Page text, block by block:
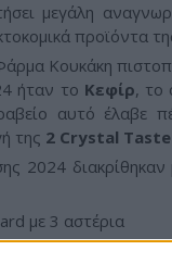
μεγάλη
προϊόντα
Κουκάκη
ήταν το Κεφίρ, το
αυτό έλαβε
της 2 Crystal
διακρίθηκαν
με 3 αστέρια
Award με 3